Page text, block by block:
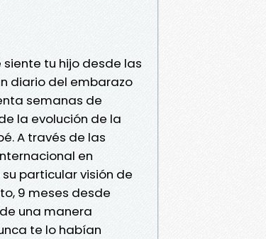
tu hijo desde las
diario del embarazo
semanas de
la evolución de la
A través de las
en
particular visión de
9 meses desde
una manera
te lo habían